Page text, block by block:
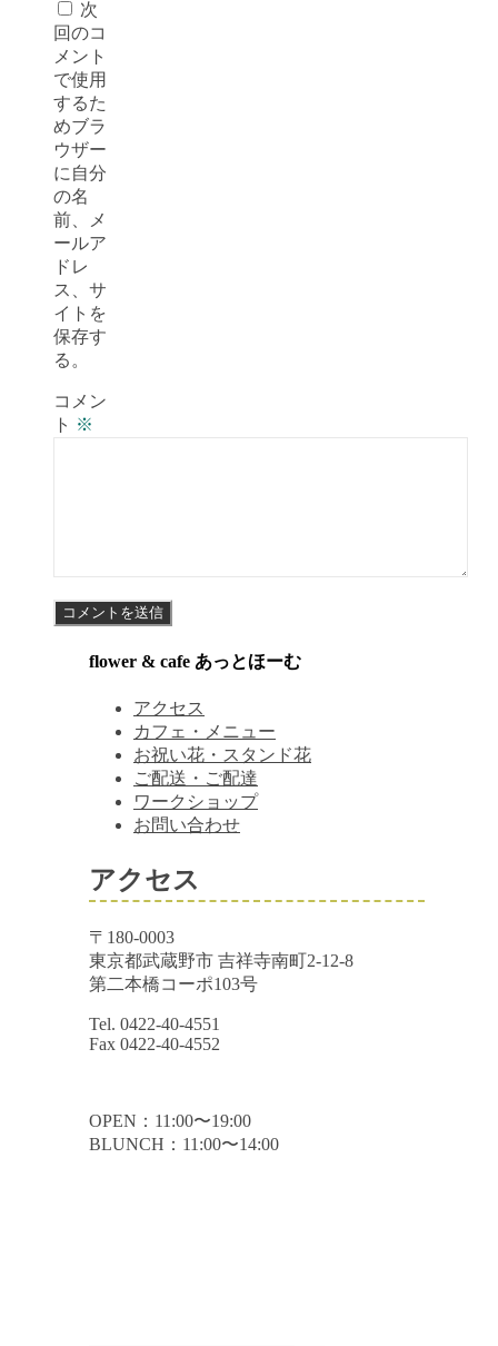
次
回のコ
メント
で使用
するた
めブラ
ウザー
に自分
の名
前、メ
ールア
ドレ
ス、サ
イトを
保存す
る。
コメン
ト ※
flower & cafe あっとほーむ
アクセス
カフェ・メニュー
お祝い花・スタンド花
ご配送・ご配達
ワークショップ
お問い合わせ
アクセス
〒180-0003
東京都武蔵野市 吉祥寺南町2-12-8
第二本橋コーポ103号
Tel. 0422-40-4551
Fax 0422-40-4552
OPEN：11:00〜19:00
BLUNCH：11:00〜14:00